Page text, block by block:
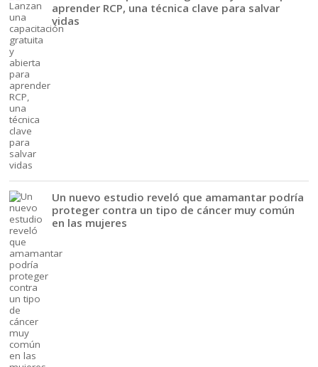
aprender RCP, una técnica clave para salvar
vidas
Un nuevo estudio reveló que amamantar podría
proteger contra un tipo de cáncer muy común
en las mujeres